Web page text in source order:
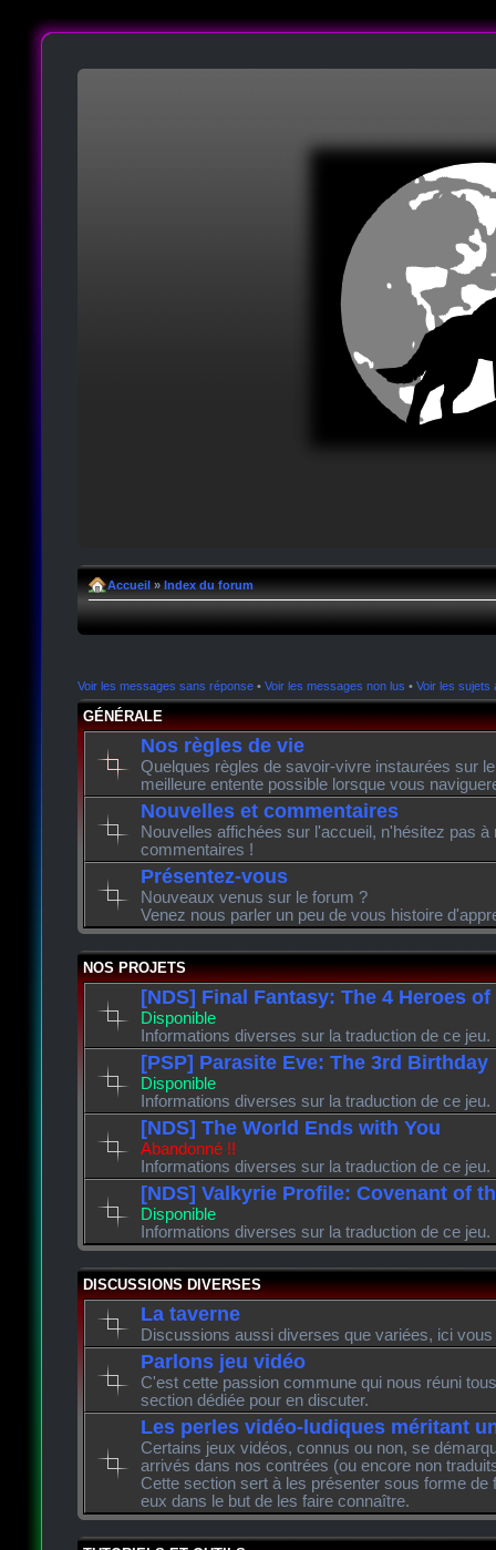
Accueil » Index du forum
Voir les messages sans réponse • Voir les messages non lus • Voir les sujets
GÉNÉRALE
Nos règles de vie
Quelques règles de savoir-vivre instaurées sur
meilleure entente possible lorsque vous
Nouvelles et commentaires
Nouvelles affichées sur l'accueil, n'hésitez pas à
commentaires !
Présentez-vous
Nouveaux venus sur le forum ?
Venez nous parler un peu de vous histoire
NOS PROJETS
[NDS] Final Fantasy: The 4 Heroes
Disponible
Informations diverses sur la traduction de ce jeu.
[PSP] Parasite Eve: The 3rd Birthday
Disponible
Informations diverses sur la traduction de ce jeu.
[NDS] The World Ends with You
Abandonné !!
Informations diverses sur la traduction de ce jeu.
[NDS] Valkyrie Profile: Covenant of
Disponible
Informations diverses sur la traduction de ce jeu.
DISCUSSIONS DIVERSES
La taverne
Discussions aussi diverses que variées, ici
Parlons jeu vidéo
C'est cette passion commune qui nous réuni
section dédiée pour en discuter.
Les perles vidéo-ludiques méritant
Certains jeux vidéos, connus ou non, se
arrivés dans nos contrées (ou encore non
Cette section sert à les présenter sous forme de
eux dans le but de les faire connaître.